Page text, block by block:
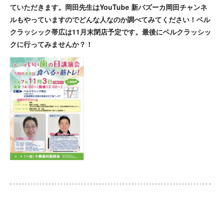
ていただきます。岡田先生はYouTube 新バズーカ岡田チャンネ
ルもやっていますのでどんな人なのか調べてみてください！ベル
クラッシック帯広は11月末閉店予定です。最後にベルクラッシッ
クに行ってみませんか？！